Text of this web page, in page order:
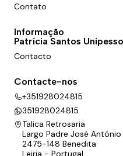
Contato
Informação
Patrícia Santos
Contacto
Contacte-nos
+351928024815
351928024815
Talica Retrosaria
Largo Padre José António
2475-148 Benedita
Leiria - Portugal